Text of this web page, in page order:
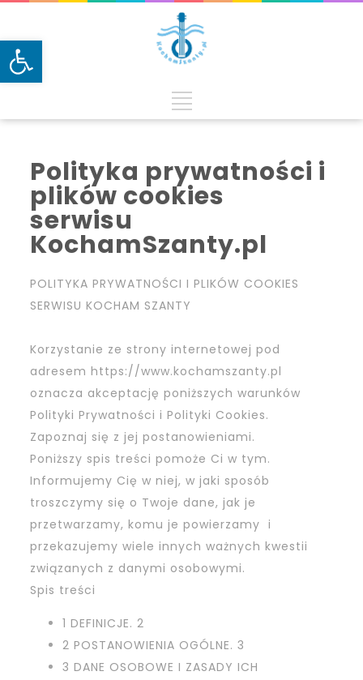
Polityka prywatności i
plików cookies
serwisu
KochamSzanty.pl
POLITYKA PRYWATNOŚCI I PLIKÓW COOKIES
SERWISU KOCHAM SZANTY
Korzystanie ze strony internetowej pod
adresemhttps://www.kochamszanty.pl
oznacza akceptację poniższych warunków
Polityki Prywatności i Polityki Cookies.
Zapoznaj się z jej postanowieniami.
Poniższy spis treści pomoże Ci w tym.
Informujemy Cię w niej, w jaki sposób
troszczymy się o Twoje dane, jak je
przetwarzamy, komu je powierzamy i
przekazujemy wiele innych ważnych kwestii
związanych z danymi osobowymi.
Spis treści
1 DEFINICJE. 2
2 POSTANOWIENIA OGÓLNE. 3
3 DANE OSOBOWE I ZASADY ICH
Otwórz pasek narzędzi